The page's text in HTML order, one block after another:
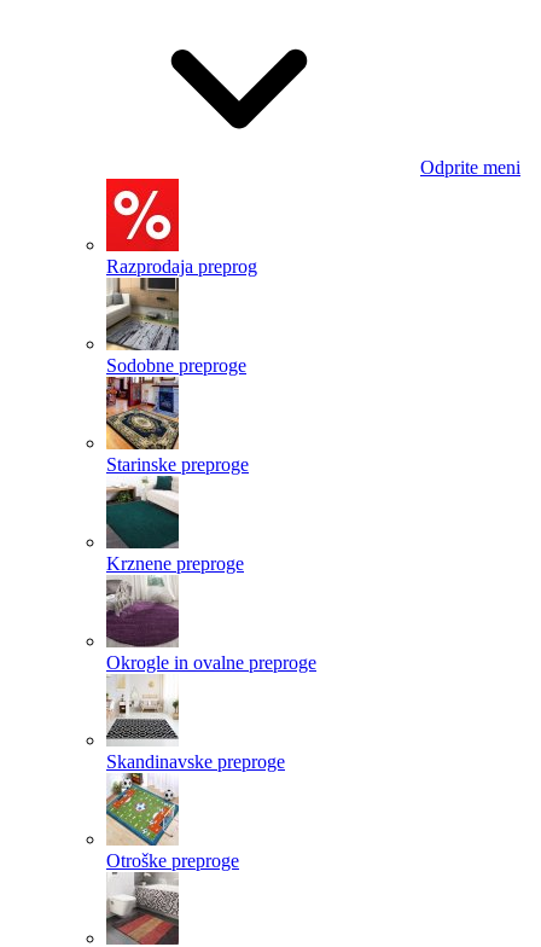
Odprite meni
Razprodaja preprog
Sodobne preproge
Starinske preproge
Krznene preproge
Okrogle in ovalne preproge
Skandinavske preproge
Otroške preproge